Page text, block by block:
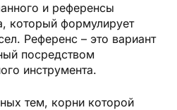
и референсы
который формулирует
Референс – это вариант
посредством
инструмента.
тем, корни которой